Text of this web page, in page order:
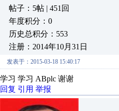
帖子：5帖 | 451回
年度积分：0
历史总积分：553
注册：2014年10月31日
发表于：2015-03-18 15:40:17
学习 学习 ABplc 谢谢
回复 引用 举报